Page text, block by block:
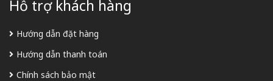
Hỗ trợ khách hàng
Hướng dẫn đặt hàng
Hướng dẫn thanh toán
Chính sách bảo mật